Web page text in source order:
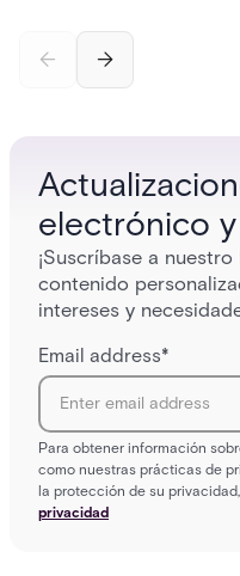
electrónico
¡Suscríbase a
contenido
intereses y
Email address*
Para obtener información
como nuestras prácticas de
la protección de su
privacidad